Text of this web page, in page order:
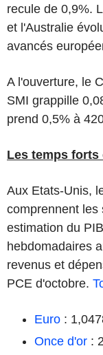
recule de 0,9%.
et l'Australie
avancés
A l'ouverture, le
SMI grappille
prend 0,5% à
Les temps
Aux Etats-Unis,
comprennent les
estimation du
hebdomadaires
revenus et
PCE d'octobre.
Euro :
Once d'or :